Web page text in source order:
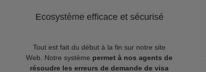
Ecosystème efficace et sécurisé
Tout est fait du début à la fin sur notre site
Web. Notre système permet à nos agents de
résoudre les erreurs de demande de visa